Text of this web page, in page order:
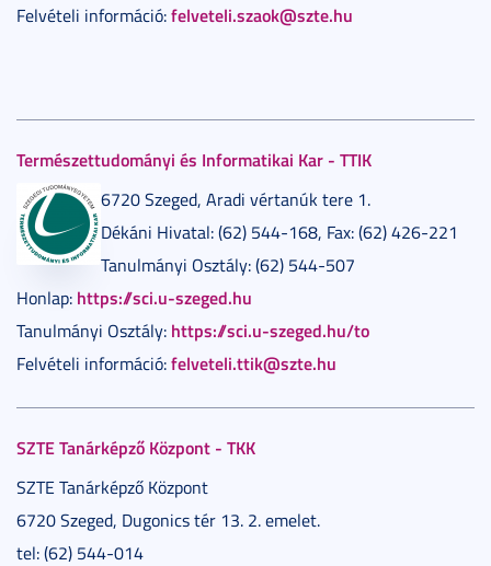
Felvételi információ:felveteli.szaok@szte.hu
Természettudományi és Informatikai Kar - TTIK
6720 Szeged, Aradi vértanúk tere 1.
Dékáni Hivatal: (62) 544-168, Fax: (62) 426-221
Tanulmányi Osztály: (62) 544-507
Honlap: https://sci.u-szeged.hu
Tanulmányi Osztály: https://sci.u-szeged.hu/to
Felvételi információ:felveteli.ttik@szte.hu
SZTE Tanárképző Központ - TKK
SZTE Tanárképző Központ
6720 Szeged, Dugonics tér 13. 2. emelet.
tel: (62) 544-014